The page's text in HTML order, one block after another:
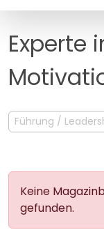
Experte
Führung /
Keine
gefunden.